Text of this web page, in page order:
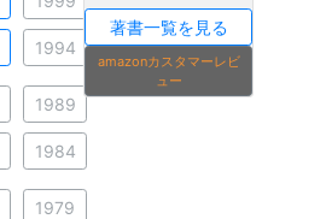
1994
1989
1984
1979
著書一覧を見る
amazonカスタマーレビ
ュー